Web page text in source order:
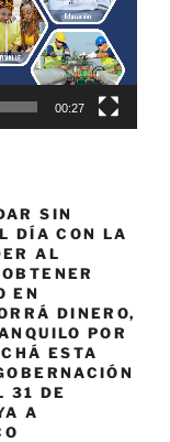
00:27
SIN
DÍA CON LA
AL
EN
DINERO,
POR
ESTA
31 DE
A